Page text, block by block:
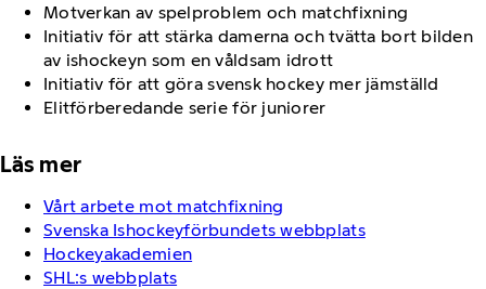
Motverkan av spelproblem och matchfixning
Initiativ för att stärka damerna och tvätta bort bilden
av ishockeyn som en våldsam idrott
Initiativ för att göra svensk hockey mer jämställd
Elitförberedande serie för juniorer
Läs mer
Vårt arbete mot matchfixning
Svenska Ishockeyförbundets webbplats
Hockeyakademien
SHL:s webbplats